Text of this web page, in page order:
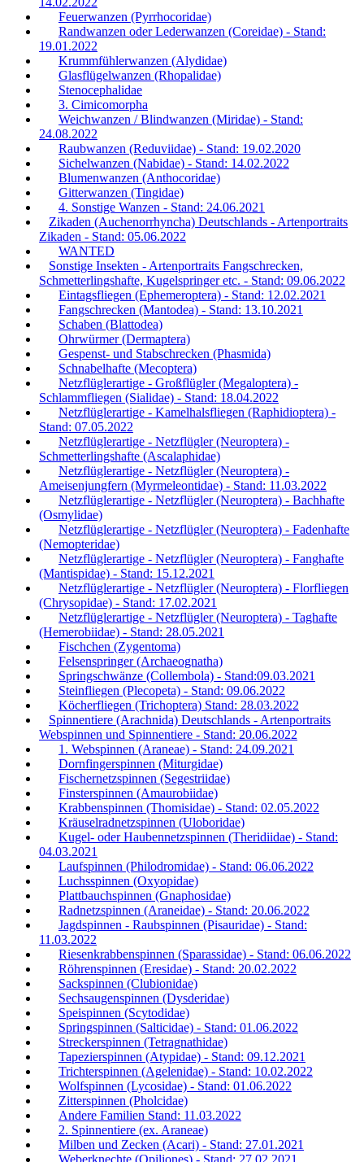
Feuerwanzen (Pyrrhocoridae)
Randwanzen oder Lederwanzen (Coreidae) - Stand:
19.01.2022
Krummfühlerwanzen (Alydidae)
Glasflügelwanzen (Rhopalidae)
Stenocephalidae
3. Cimicomorpha
Weichwanzen / Blindwanzen (Miridae) - Stand:
24.08.2022
Raubwanzen (Reduviidae) - Stand: 19.02.2020
Sichelwanzen (Nabidae) - Stand: 14.02.2022
Blumenwanzen (Anthocoridae)
Gitterwanzen (Tingidae)
4. Sonstige Wanzen - Stand: 24.06.2021
Zikaden (Auchenorrhyncha) Deutschlands - Artenportraits
Zikaden - Stand: 05.06.2022
WANTED
Sonstige Insekten - Artenportraits Fangschrecken,
Schmetterlingshafte, Kugelspringer etc. - Stand: 09.06.2022
Eintagsfliegen (Ephemeroptera) - Stand: 12.02.2021
Fangschrecken (Mantodea) - Stand: 13.10.2021
Schaben (Blattodea)
Ohrwürmer (Dermaptera)
Gespenst- und Stabschrecken (Phasmida)
Schnabelhafte (Mecoptera)
Netzflüglerartige - Großflügler (Megaloptera) -
Schlammfliegen (Sialidae) - Stand: 18.04.2022
Netzflüglerartige - Kamelhalsfliegen (Raphidioptera) -
Stand: 07.05.2022
Netzflüglerartige - Netzflügler (Neuroptera) -
Schmetterlingshafte (Ascalaphidae)
Netzflüglerartige - Netzflügler (Neuroptera) -
Ameisenjungfern (Myrmeleontidae) - Stand: 11.03.2022
Netzflüglerartige - Netzflügler (Neuroptera) - Bachhafte
(Osmylidae)
Netzflüglerartige - Netzflügler (Neuroptera) - Fadenhafte
(Nemopteridae)
Netzflüglerartige - Netzflügler (Neuroptera) - Fanghafte
(Mantispidae) - Stand: 15.12.2021
Netzflüglerartige - Netzflügler (Neuroptera) - Florfliegen
(Chrysopidae) - Stand: 17.02.2021
Netzflüglerartige - Netzflügler (Neuroptera) - Taghafte
(Hemerobiidae) - Stand: 28.05.2021
Fischchen (Zygentoma)
Felsenspringer (Archaeognatha)
Springschwänze (Collembola) - Stand:09.03.2021
Steinfliegen (Plecopeta) - Stand: 09.06.2022
Köcherfliegen (Trichoptera) Stand: 28.03.2022
Spinnentiere (Arachnida) Deutschlands - Artenportraits
Webspinnen und Spinnentiere - Stand: 20.06.2022
1. Webspinnen (Araneae) - Stand: 24.09.2021
Dornfingerspinnen (Miturgidae)
Fischernetzspinnen (Segestriidae)
Finsterspinnen (Amaurobiidae)
Krabbenspinnen (Thomisidae) - Stand: 02.05.2022
Kräuselradnetzspinnen (Uloboridae)
Kugel- oder Haubennetzspinnen (Theridiidae) - Stand:
04.03.2021
Laufspinnen (Philodromidae) - Stand: 06.06.2022
Luchsspinnen (Oxyopidae)
Plattbauchspinnen (Gnaphosidae)
Radnetzspinnen (Araneidae) - Stand: 20.06.2022
Jagdspinnen - Raubspinnen (Pisauridae) - Stand:
11.03.2022
Riesenkrabbenspinnen (Sparassidae) - Stand: 06.06.2022
Röhrenspinnen (Eresidae) - Stand: 20.02.2022
Sackspinnen (Clubionidae)
Sechsaugenspinnen (Dysderidae)
Speispinnen (Scytodidae)
Springspinnen (Salticidae) - Stand: 01.06.2022
Streckerspinnen (Tetragnathidae)
Tapezierspinnen (Atypidae) - Stand: 09.12.2021
Trichterspinnen (Agelenidae) - Stand: 10.02.2022
Wolfspinnen (Lycosidae) - Stand: 01.06.2022
Zitterspinnen (Pholcidae)
Andere Familien Stand: 11.03.2022
2. Spinnentiere (ex. Araneae)
Milben und Zecken (Acari) - Stand: 27.01.2021